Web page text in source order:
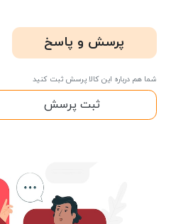
پرسش و پاسخ
شما هم درباره این کالا پرسش ثبت کنید
ثبت پرسش